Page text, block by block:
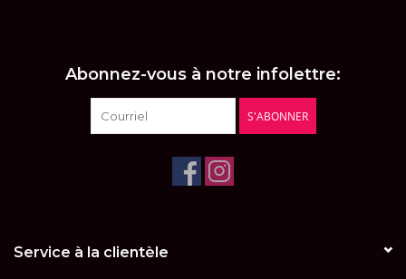
Abonnez-vous à notre infolettre:
S'ABONNER
Service à la clientèle